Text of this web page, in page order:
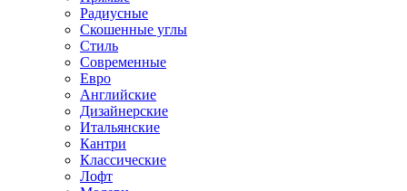
Радиусные
Скошенные углы
Стиль
Современные
Евро
Английские
Дизайнерские
Итальянские
Кантри
Классические
Лофт